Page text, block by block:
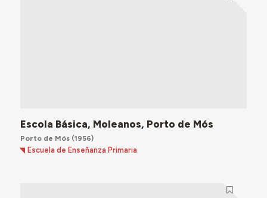
Escola Básica, Moleanos, Porto de Mós
Porto de Mós(1956)
Escuela de Enseñanza Primaria